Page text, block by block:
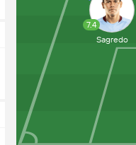
7.4
Sagredo